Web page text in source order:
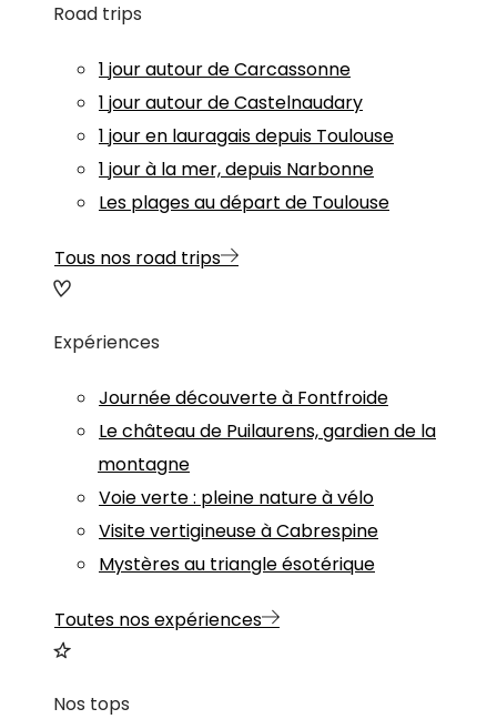
Road trips
1 jour autour de Carcassonne
1 jour autour de Castelnaudary
1 jour en lauragais depuis Toulouse
1 jour à la mer, depuis Narbonne
Les plages au départ de Toulouse
Tous nos road trips
Expériences
Journée découverte à Fontfroide
Le château de Puilaurens, gardien de la
montagne
Voie verte : pleine nature à vélo
Visite vertigineuse à Cabrespine
Mystères au triangle ésotérique
Toutes nos expériences
Nos tops